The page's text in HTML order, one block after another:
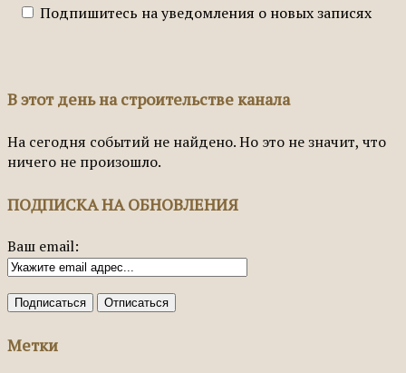
Подпишитесь на уведомления о новых записях
В этот день на строительстве канала
На сегодня событий не найдено. Но это не значит, что
ничего не произошло.
ПОДПИСКА НА ОБНОВЛЕНИЯ
Ваш email:
Метки